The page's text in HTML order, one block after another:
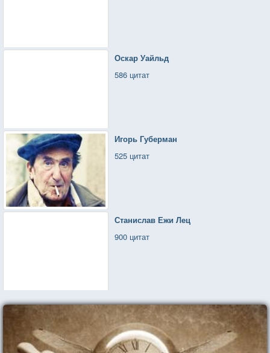
Оскар Уайльд
586 цитат
Игорь Губерман
525 цитат
Станислав Ежи Лец
900 цитат